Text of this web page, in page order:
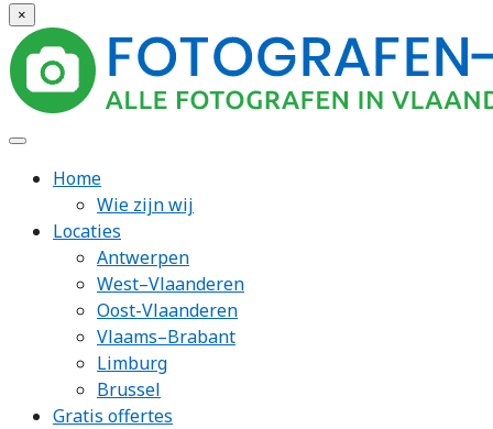
×
Home
Wie zijn wij
Locaties
Antwerpen
West–Vlaanderen
Oost-Vlaanderen
Vlaams–Brabant
Limburg
Brussel
Gratis offertes